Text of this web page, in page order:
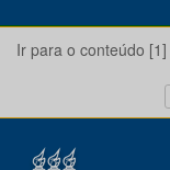
Ir para o conteúdo [1]